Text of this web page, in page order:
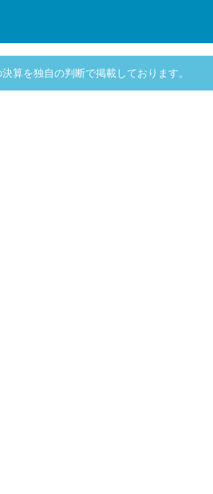
算を独自の判断で掲載しております。